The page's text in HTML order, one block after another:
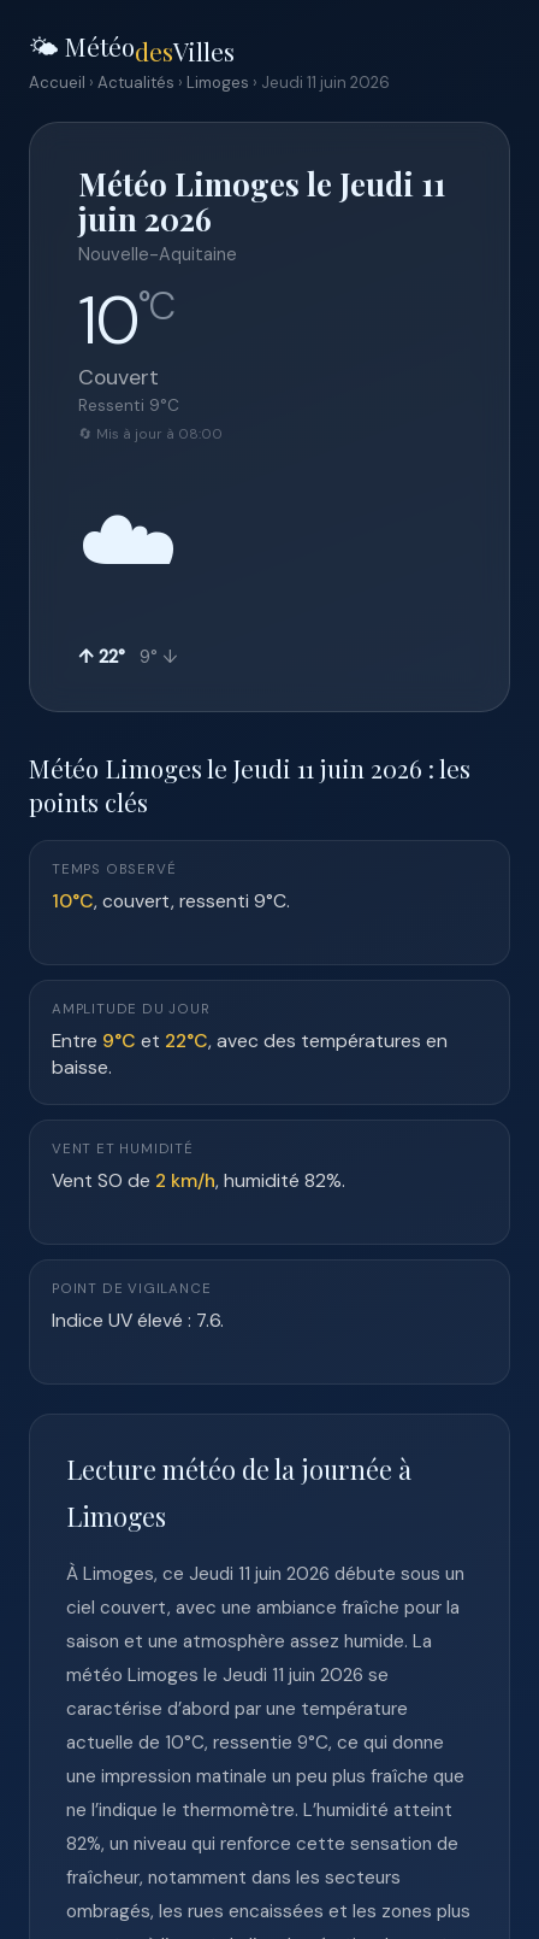
🌤️ MétéodesVilles
Accueil › Actualités › Limoges › Jeudi 11 juin 2026
Météo Limoges le Jeudi 11
juin 2026
Nouvelle-Aquitaine
10°C
Couvert
Ressenti 9°C
🔄 Mis à jour à 08:00
☁️
↑ 22° 9° ↓
Météo Limoges le Jeudi 11 juin 2026 : les
points clés
TEMPS OBSERVÉ
10°C, couvert, ressenti 9°C.
AMPLITUDE DU JOUR
Entre 9°C et 22°C, avec des températures en
baisse.
VENT ET HUMIDITÉ
Vent SO de 2 km/h, humidité 82%.
POINT DE VIGILANCE
Indice UV élevé : 7.6.
Lecture météo de la journée à
Limoges
À Limoges, ce Jeudi 11 juin 2026 débute sous un
ciel couvert, avec une ambiance fraîche pour la
saison et une atmosphère assez humide. La
météo Limoges le Jeudi 11 juin 2026 se
caractérise d’abord par une température
actuelle de 10°C, ressentie 9°C, ce qui donne
une impression matinale un peu plus fraîche que
ne l’indique le thermomètre. L’humidité atteint
82%, un niveau qui renforce cette sensation de
fraîcheur, notamment dans les secteurs
ombragés, les rues encaissées et les zones plus